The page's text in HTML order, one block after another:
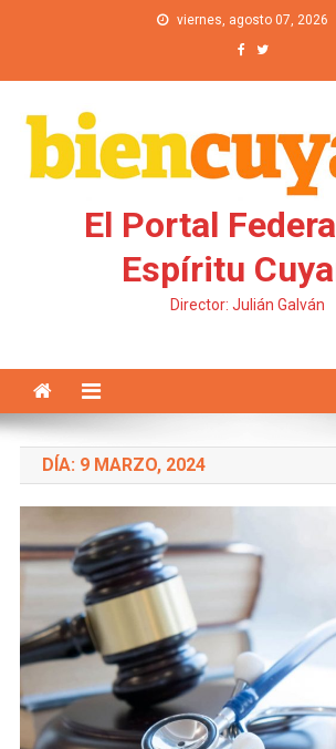
viernes, agosto 07, 2026
El Portal
Espíritu
Director: Julián Galván
DÍA: 9 MARZO, 2024